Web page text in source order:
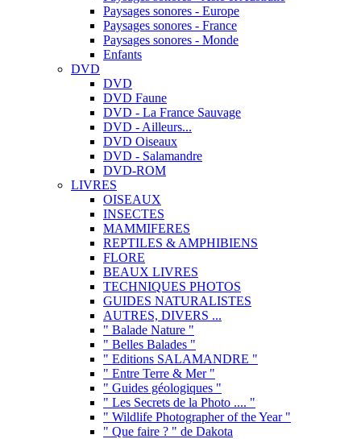
Paysages sonores - Europe
Paysages sonores - France
Paysages sonores - Monde
Enfants
DVD
DVD
DVD Faune
DVD - La France Sauvage
DVD - Ailleurs...
DVD Oiseaux
DVD - Salamandre
DVD-ROM
LIVRES
OISEAUX
INSECTES
MAMMIFERES
REPTILES & AMPHIBIENS
FLORE
BEAUX LIVRES
TECHNIQUES PHOTOS
GUIDES NATURALISTES
AUTRES, DIVERS ...
" Balade Nature "
" Belles Balades "
" Editions SALAMANDRE "
" Entre Terre & Mer "
" Guides géologiques "
" Les Secrets de la Photo .... "
" Wildlife Photographer of the Year "
" Que faire ? " de Dakota